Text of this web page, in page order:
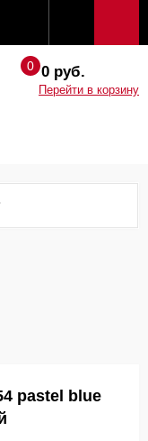
0 руб.
Перейти в корзину
pastel blue